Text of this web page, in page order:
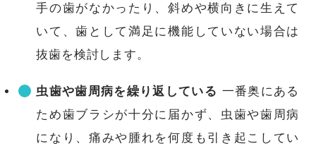
手の歯がなかったり、斜めや横向きに生えて
いて、歯として満足に機能していない場合は
抜歯を検討します。
虫歯や歯周病を繰り返している 一番奥にある
ため歯ブラシが十分に届かず、虫歯や歯周病
になり、痛みや腫れを何度も引き起こしてい